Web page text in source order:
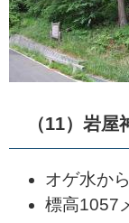
（11）岩屋
オゲ水か
標高1057